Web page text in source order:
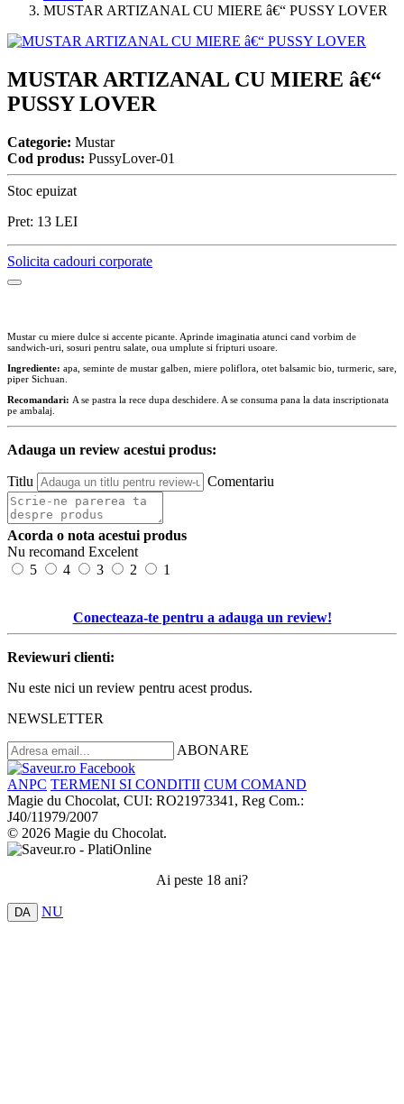
MUSTAR ARTIZANAL CU MIERE â€“ PUSSY LOVER
MUSTAR ARTIZANAL CU MIERE â€“
PUSSY LOVER
Categorie: Mustar
Cod produs: PussyLover-01
Stoc epuizat
Pret: 13 LEI
Solicita cadouri corporate
Mustar cu miere dulce si accente picante. Aprinde imaginatia atunci cand vorbim de
sandwich-uri, sosuri pentru salate, oua umplute si fripturi usoare.
Ingrediente: apa, seminte de mustar galben, miere poliflora, otet balsamic bio, turmeric, sare,
piper Sichuan.
Recomandari: A se pastra la rece dupa deschidere. A se consuma pana la data inscriptionata
pe ambalaj.
Adauga un review acestui produs:
Titlu Comentariu
Acorda o nota acestui produs
Nu recomand Excelent
5
4 3 2 1
Conecteaza-te pentru a adauga un review!
Reviewuri clienti:
Nu este nici un review pentru acest produs.
NEWSLETTER
ABONARE
ANPC TERMENI SI CONDITII CUM COMAND
Magie du Chocolat, CUI: RO21973341, Reg Com.:
J40/11979/2007
© 2026 Magie du Chocolat.
Ai peste 18 ani?
DA NU